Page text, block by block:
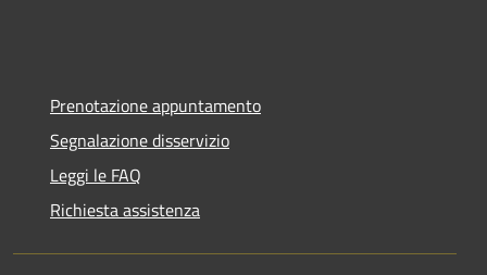
Prenotazione appuntamento
Segnalazione disservizio
Leggi le FAQ
Richiesta assistenza